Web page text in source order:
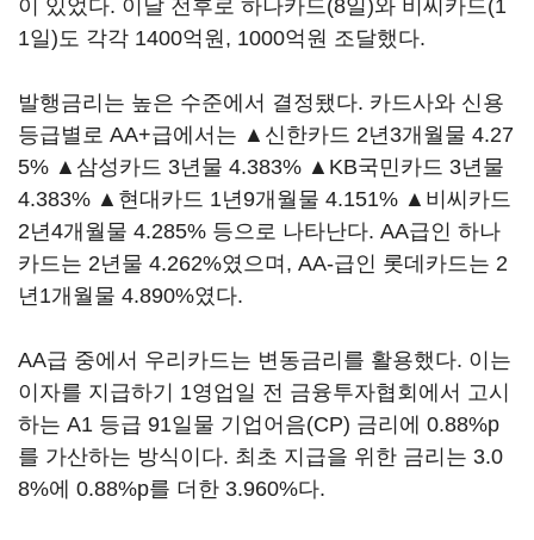
이 있었다. 이날 전후로 하나카드(8일)와 비씨카드(1
1일)도 각각 1400억원, 1000억원 조달했다.
발행금리는 높은 수준에서 결정됐다. 카드사와 신용
등급별로 AA+급에서는 ▲신한카드 2년3개월물 4.27
5% ▲삼성카드 3년물 4.383% ▲KB국민카드 3년물
4.383% ▲현대카드 1년9개월물 4.151% ▲비씨카드
2년4개월물 4.285% 등으로 나타난다. AA급인 하나
카드는 2년물 4.262%였으며, AA-급인 롯데카드는 2
년1개월물 4.890%였다.
AA급 중에서 우리카드는 변동금리를 활용했다. 이는
이자를 지급하기 1영업일 전 금융투자협회에서 고시
하는 A1 등급 91일물 기업어음(CP) 금리에 0.88%p
를 가산하는 방식이다. 최초 지급을 위한 금리는 3.0
8%에 0.88%p를 더한 3.960%다.